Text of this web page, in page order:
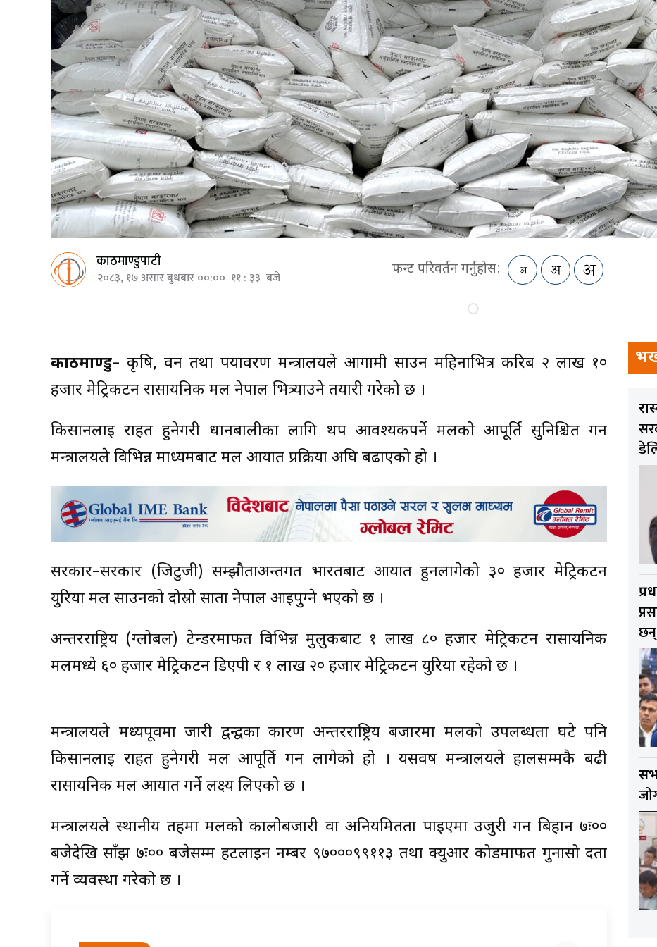
काठमाण्डुपाटी
२०८३, १७ असार बुधबार ००:०० ११ : ३३ बजे फन्ट परिवर्तन गर्नुहोस:
काठमाण्डु– कृषि, वन तथा पर्यावरण मन्त्रालयले आगामी साउन महिनाभित्र करिब २ लाख १०
हजार मेट्रिकटन रासायनिक मल नेपाल भित्र्याउने तयारी गरेको छ ।
किसानलाई राहत हुनेगरी धानबालीका लागि थप आवश्यकपर्ने मलको आपूर्ति सुनिश्चित गर्न
मन्त्रालयले विभिन्न माध्यमबाट मल आयात प्रक्रिया अघि बढाएको हो ।
सरकार–सरकार (जिटुजी) सम्झौताअन्तर्गत भारतबाट आयात हुनलागेको ३० हजार मेट्रिकटन
युरिया मल साउनको दोस्रो साता नेपाल आइपुग्ने भएको छ ।
अन्तरराष्ट्रिय (ग्लोबल) टेन्डरमार्फत विभिन्न मुलुकबाट १ लाख ८० हजार मेट्रिकटन रासायनिक
मलमध्ये ६० हजार मेट्रिकटन डिएपी र १ लाख २० हजार मेट्रिकटन युरिया रहेको छ ।
मन्त्रालयले मध्यपूर्वमा जारी द्वन्द्वका कारण अन्तरराष्ट्रिय बजारमा मलको उपलब्धता घटे पनि
किसानलाई राहत हुनेगरी मल आपूर्ति गर्न लागेको हो । यसवर्ष मन्त्रालयले हालसम्मकै बढी
रासायनिक मल आयात गर्ने लक्ष्य लिएको छ ।
मन्त्रालयले स्थानीय तहमा मलको कालोबजारी वा अनियमितता पाइएमा उजुरी गर्न बिहान ७ः००
बजेदेखि साँझ ७ः०० बजेसम्म हटलाइन नम्बर ९७०००९९११३ तथा क्युआर कोडमार्फत गुनासो दर्ता
गर्ने व्यवस्था गरेको छ ।